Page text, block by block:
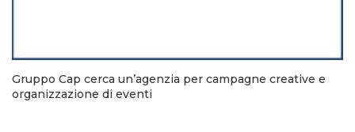
Gruppo Cap cerca un’agenzia per campagne creative e
organizzazione di eventi